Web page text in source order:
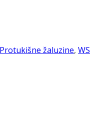
Protukišne žaluzine, WS